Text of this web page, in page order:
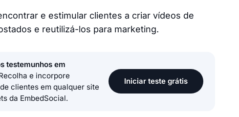
e estimular clientes a criar vídeos de
e reutilizá-los para marketing.
testemunhos em
e incorpore
clientes em qualquer site
da EmbedSocial.
Iniciar teste grátis